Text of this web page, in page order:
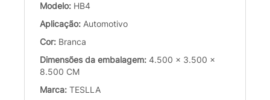
Modelo: HB4
Aplicação: Automotivo
Cor: Branca
Dimensões da embalagem: 4.500 x 3.500 x
8.500 CM
Marca: TESLLA